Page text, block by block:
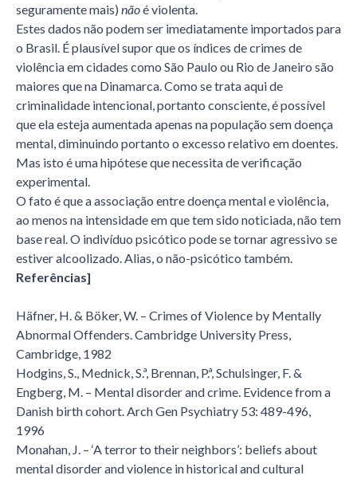
seguramente mais) nãoé violenta.
Estes dados não podem ser imediatamente importados para
o Brasil. É plausível supor que os índices de crimes de
violência em cidades como São Paulo ou Rio de Janeiro são
maiores que na Dinamarca. Como se trata aqui de
criminalidade intencional, portanto consciente, é possível
que ela esteja aumentada apenas na população sem doença
mental, diminuindo portanto o excesso relativo em doentes.
Mas isto é uma hipótese que necessita de verificação
experimental.
O fato é que a associação entre doença mental e violência,
ao menos na intensidade em que tem sido noticiada, não tem
base real. O indivíduo psicótico pode se tornar agressivo se
estiver alcoolizado. Alias, o não-psicótico também.
Referências]
Häfner, H. & Böker, W. – Crimes of Violence by Mentally
Abnormal Offenders. Cambridge University Press,
Cambridge, 1982
Hodgins, S., Mednick, S.ª, Brennan, P.ª, Schulsinger, F. &
Engberg, M. – Mental disorder and crime. Evidence from a
Danish birth cohort. Arch Gen Psychiatry 53: 489-496,
1996
Monahan, J. – ‘A terror to their neighbors’: beliefs about
mental disorder and violence in historical and cultural